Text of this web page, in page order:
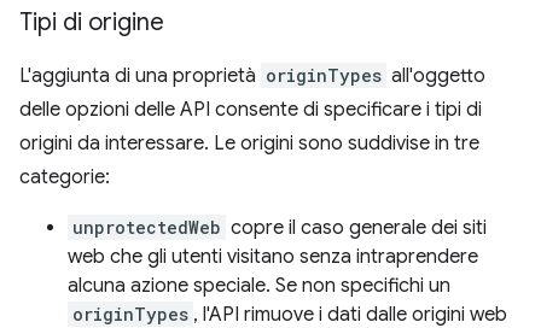
Tipi di origine
L'aggiunta di una proprietà originTypes all'oggetto
delle opzioni delle API consente di specificare i tipi di
origini da interessare. Le origini sono suddivise in tre
categorie:
unprotectedWeb copre il caso generale dei siti
web che gli utenti visitano senza intraprendere
alcuna azione speciale. Se non specifichi un
originTypes , l'API rimuove i dati dalle origini web